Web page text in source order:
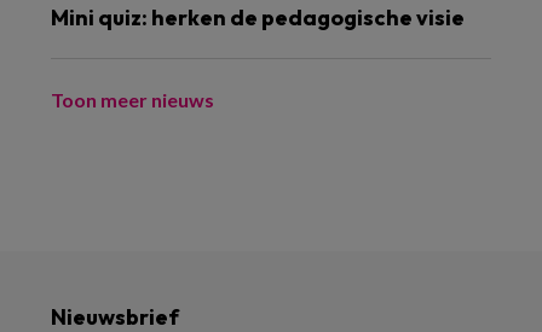
Mini quiz: herken de pedagogische visie
Toon meer nieuws
Nieuwsbrief